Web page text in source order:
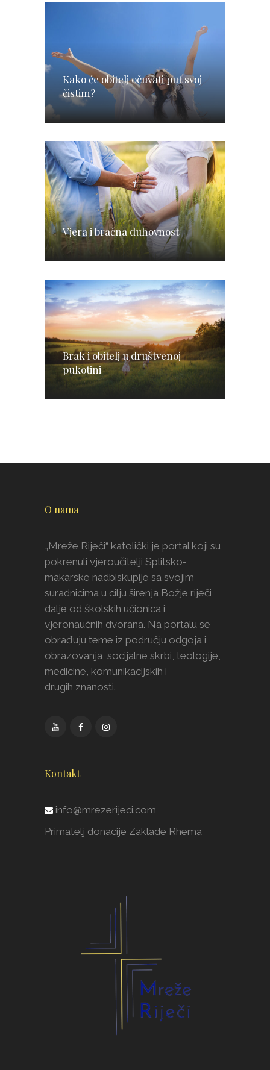
Kako će obitelj očuvati put svoj
čistim?
Vjera i bračna duhovnost
Brak i obitelj u društvenoj
pukotini
O nama
„Mreže Riječi“ katolički je portal koji su
pokrenuli vjeroučitelji Splitsko-
makarske nadbiskupije sa svojim
suradnicima u cilju širenja Božje riječi
dalje od školskih učionica i
vjeronaučnih dvorana. Na portalu se
obrađuju teme iz području odgoja i
obrazovanja, socijalne skrbi, teologije,
medicine, komunikacijskih i
drugih znanosti.
Kontakt
info@mrezerijeci.com
Primatelj donacije Zaklade Rhema